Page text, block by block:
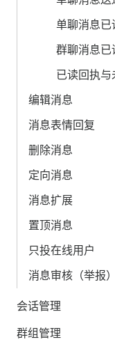
单聊消息已
群聊消息已
已读回执
编辑消息
消息表情回复
删除消息
定向消息
消息扩展
置顶消息
只投在线用户
消息审核（举报）
会话管理
群组管理